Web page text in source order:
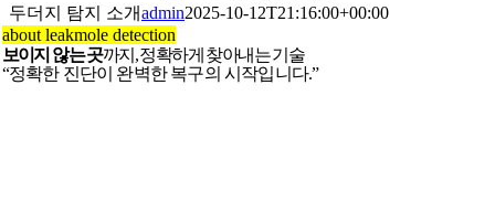
두더지 탐지 소개admin2025-10-12T21:16:00+00:00
about leakmole detection
보이지 않는 곳까지, 정확하게 찾아내는 기술
“정확한 진단이 완벽한 복구의 시작입니다.”